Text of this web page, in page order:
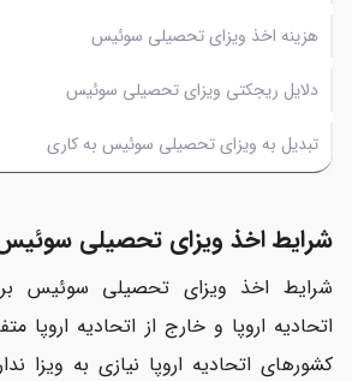
هزینه اخذ ویزای تحصیلی سوئیس
دلایل ریجکتی ویزای تحصیلی سوئیس
تبدیل به ویزای تحصیلی سوئیس به کاری
شرایط اخذ ویزای تحصیلی
شرایط اخذ ویزای تحصیلی سوئیس
اتحادیه اروپا و خارج از اتحادیه اروپا
کشورهای اتحادیه اروپا نیازی به ویزا